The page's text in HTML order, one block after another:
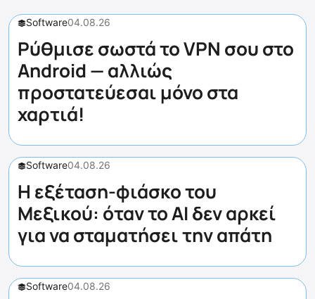
Software04.08.26
Ρύθμισε σωστά το VPN σου στο
Android — αλλιώς
προστατεύεσαι μόνο στα
χαρτιά!
Software04.08.26
Η εξέταση-φιάσκο του
Μεξικού: όταν το AI δεν αρκεί
για να σταματήσει την απάτη
Software04.08.26